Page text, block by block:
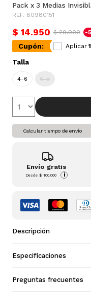
Pack x 3 Medias
REF. 80980151
$ 14.950 $ 29.900 -
Cupón: Aplicar
Talla
4-6 6-8
Calcular tiempo de envío
Envío gratis
Desde$ 100.000 i
Descripción
Especificaciones
Preguntas frecuentes